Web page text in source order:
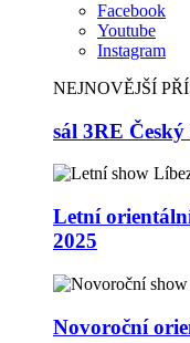
Facebook
Youtube
Instagram
NEJNOVĚJŠÍ
sál 3RE
Letní
2025
Novoroční